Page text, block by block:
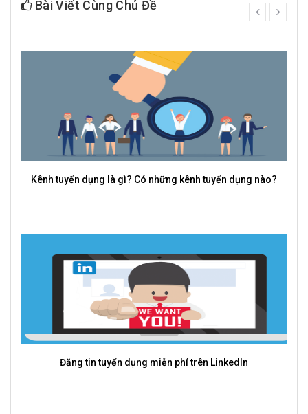
Bài Viết Cùng Chủ Đề
Kênh tuyển dụng là gì? Có những kênh tuyển dụng nào?
Đăng tin tuyển dụng miễn phí trên LinkedIn
prev
next